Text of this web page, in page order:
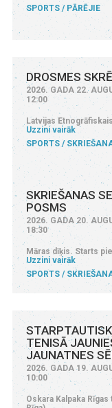
SPORTS
PĀRĒJIE
DROSMES
2026. GADA 22.
12:00
Latvijas
Uzzini vairāk
SPORTS
SKRIEŠANAS
POSMS
2026. GADA 20.
18:30
Māras dīķis. Starts
Uzzini vairāk
SPORTS
TENISĀ
JAUNATNES
2026. GADA 19.
10:00
Oskara Kalpaka